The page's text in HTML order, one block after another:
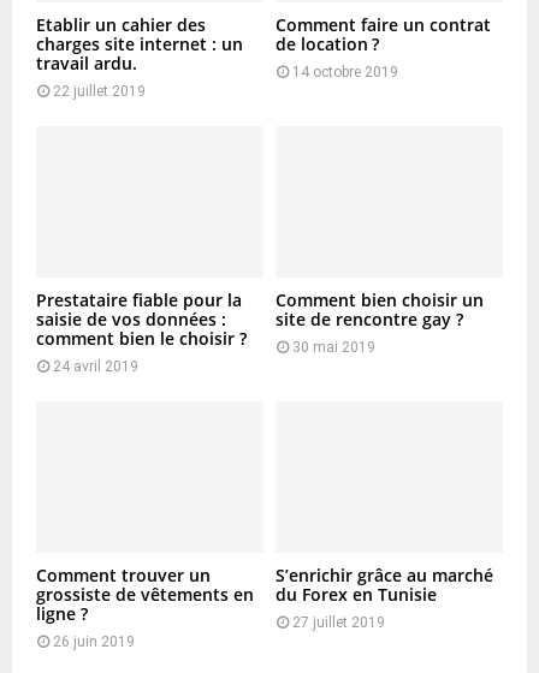
Etablir un cahier des
charges site internet : un
travail ardu.
22 juillet 2019
Comment faire un contrat
de location ?
14 octobre 2019
Prestataire fiable pour la
saisie de vos données :
comment bien le choisir ?
24 avril 2019
Comment bien choisir un
site de rencontre gay ?
30 mai 2019
Comment trouver un
grossiste de vêtements en
ligne ?
26 juin 2019
S’enrichir grâce au marché
du Forex en Tunisie
27 juillet 2019